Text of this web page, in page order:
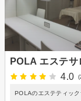
POLA エステサ
4.0
POLAのエステティッ